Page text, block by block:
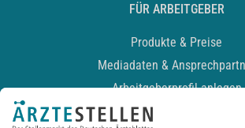
FÜR ARBEITGEBER
Produkte & Preise
Mediadaten &
Arbeitgeberprofil anlegen
Recruiting-Podcast